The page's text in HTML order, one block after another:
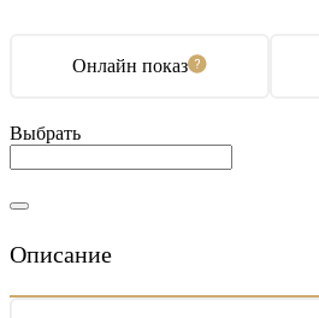
Онлайн показ
Выбрать
Описание